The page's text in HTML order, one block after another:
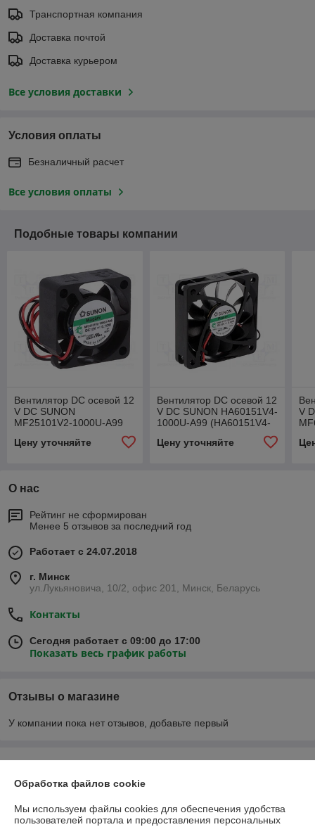
Транспортная компания
Доставка почтой
Доставка курьером
Все условия доставки
Условия оплаты
Безналичный расчет
Все условия оплаты
Подобные товары компании
Вентилятор DC осевой 12
V DC SUNON
MF25101V2-1000U-A99
Цену уточняйте
Вентилятор DC осевой 12
V DC SUNON HA60151V4-
1000U-A99 (HA60151V4-
Цену уточняйте
V
О нас
Рейтинг не сформирован
Менее 5 отзывов за последний год
Работает с 24.07.2018
г. Минск
ул.Лукьяновича, 10/2, офис 201, Минск, Беларусь
Контакты
Сегодня работает с 09:00 до 17:00
Показать весь график работы
Отзывы о магазине
У компании пока нет отзывов, добавьте первый
О нас
Обработка файлов cookie
Мы используем файлы cookies для обеспечения удобства
пользователей портала и предоставления персональных